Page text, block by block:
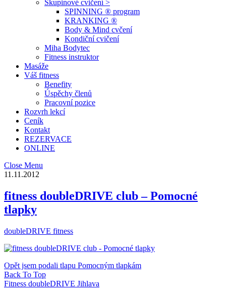
Skupinové cvičení >
SPINNING ® program
KRANKING ®
Body & Mind cvčení
Kondiční cvičení
Miha Bodytec
Fitness instruktor
Masáže
Váš fitness
Benefity
Úspěchy členů
Pracovní pozice
Rozvrh lekcí
Ceník
Kontakt
REZERVACE
ONLINE
Close Menu
11.11.2012
fitness doubleDRIVE club – Pomocné
tlapky
doubleDRIVE fitness
Opět jsem podali tlapu Pomocným tlapkám
Back To Top
Fitness doubleDRIVE Jihlava